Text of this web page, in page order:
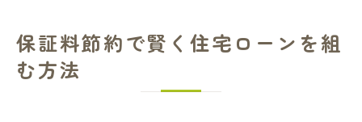
保証料節約で賢く住宅ローンを組
む方法